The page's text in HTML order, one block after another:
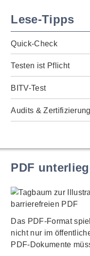
Lese-Tipps
Quick-Check
Testen ist Pflicht
BITV-Test
Audits &
PDF
Das PDF-Format
nicht nur im
PDF-Dokumente